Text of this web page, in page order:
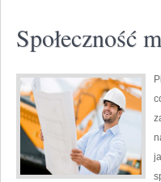
Społeczność